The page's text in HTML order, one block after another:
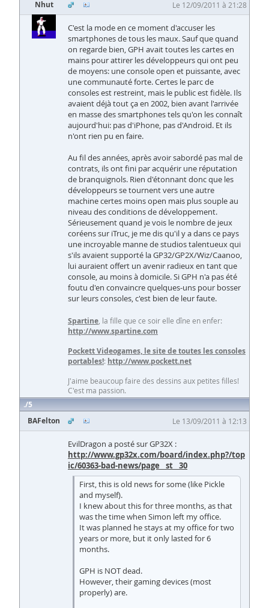
Nhut
Le 12/09/2011 à 21:28
C'est la mode en ce moment d'accuser les
smartphones de tous les maux. Sauf que quand
on regarde bien, GPH avait toutes les cartes en
mains pour attirer les développeurs qui ont peu
de moyens: une console open et puissante, avec
une communauté forte. Certes le parc de
consoles est restreint, mais le public est fidèle. Ils
avaient déjà tout ça en 2002, bien avant l'arrivée
en masse des smartphones tels qu'on les connaît
aujourd'hui: pas d'iPhone, pas d'Android. Et ils
n'ont rien pu en faire.
Au fil des années, après avoir sabordé pas mal de
contrats, ils ont fini par acquérir une réputation
de branquignols. Rien d'étonnant donc que les
développeurs se tournent vers une autre
machine certes moins open mais plus souple au
niveau des conditions de développement.
Sérieusement quand je vois le nombre de jeux
coréens sur iTruc, je me dis qu'il y a dans ce pays
une incroyable manne de studios talentueux qui
s'ils avaient supporté la GP32/GP2X/Wiz/Caanoo,
lui auraient offert un avenir radieux en tant que
console, au moins à domicile. Si GPH n'a pas été
foutu d'en convaincre quelques-uns pour bosser
sur leurs consoles, c'est bien de leur faute.
Spartine , la fille que ce soir elle dîne en enfer:
http://www.spartine.com
Pockett Videogames, le site de toutes les consoles
portables!: http://www.pockett.net
J'aime beaucoup faire des dessins aux petites filles!
C'est ma passion.
5
BAFelton
Le 13/09/2011 à 12:13
EvilDragon a posté sur GP32X :
http://www.gp32x.com/board/index.php?/top
ic/60363-bad-news/page__st__30
First, this is old news for some (like Pickle
and myself).
I knew about this for three months, as that
was the time when Simon left my office.
It was planned he stays at my office for two
years or more, but it only lasted for 6
months.
GPH is NOT dead.
However, their gaming devices (most
properly) are.